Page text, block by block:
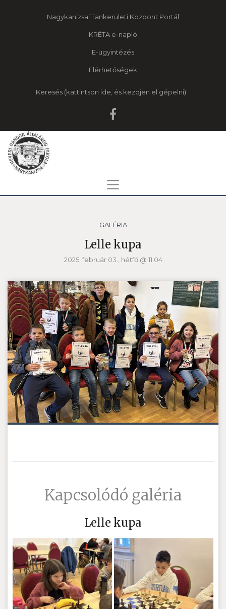
Nagykanizsai Tankerületi Központ Portál
KRÉTA e-napló
E-ügyintézés
Elérhetőségek
Keresés
GALÉRIA
Lelle kupa
2025. február 03., hétfő @ 11:04
Kapcsolódó galéria
Lelle kupa